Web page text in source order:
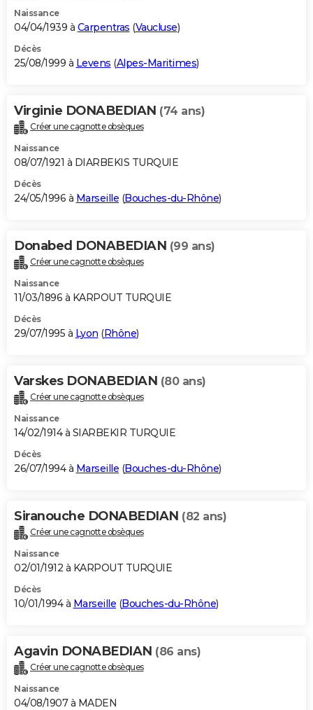
Naissance
04/04/1939 à Carpentras (Vaucluse)
Décès
25/08/1999 à Levens (Alpes-Maritimes)
Virginie DONABEDIAN (74 ans)
Créer une cagnotte obsèques
Naissance
08/07/1921 à DIARBEKIS TURQUIE
Décès
24/05/1996 à Marseille (Bouches-du-Rhône)
Donabed DONABEDIAN (99 ans)
Créer une cagnotte obsèques
Naissance
11/03/1896 à KARPOUT TURQUIE
Décès
29/07/1995 à Lyon (Rhône)
Varskes DONABEDIAN (80 ans)
Créer une cagnotte obsèques
Naissance
14/02/1914 à SIARBEKIR TURQUIE
Décès
26/07/1994 à Marseille (Bouches-du-Rhône)
Siranouche DONABEDIAN (82 ans)
Créer une cagnotte obsèques
Naissance
02/01/1912 à KARPOUT TURQUIE
Décès
10/01/1994 à Marseille (Bouches-du-Rhône)
Agavin DONABEDIAN (86 ans)
Créer une cagnotte obsèques
Naissance
04/08/1907 à MADEN